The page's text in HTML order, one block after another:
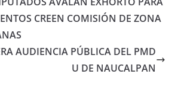
CREEN COMISIÓN DE ZONA
AUDIENCIA PÚBLICA DEL PMD
U DE NAUCALPAN